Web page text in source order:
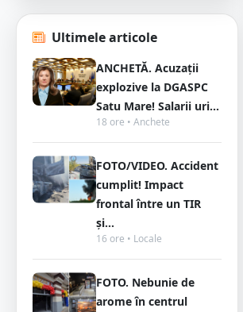
Ultimele articole
ANCHETĂ. Acuzații
explozive la DGASPC
Satu Mare! Salarii uri...
18 ore • Anchete
FOTO/VIDEO. Accident
cumplit! Impact
frontal între un TIR
și...
16 ore • Locale
FOTO. Nebunie de
arome în centrul